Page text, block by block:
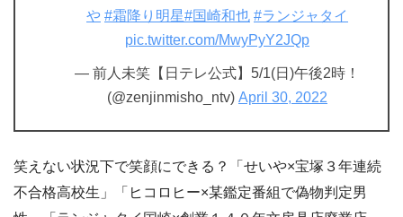
や #霜降り明星#国崎和也 #ランジャタイ
pic.twitter.com/MwyPyY2JQp
— 前人未笑【日テレ公式】5/1(日)午後2時！
(@zenjinmisho_ntv) April 30, 2022
笑えない状況下で笑顔にできる？「せいや×宝塚３年連続
不合格高校生」「ヒコロヒー×某鑑定番組で偽物判定男